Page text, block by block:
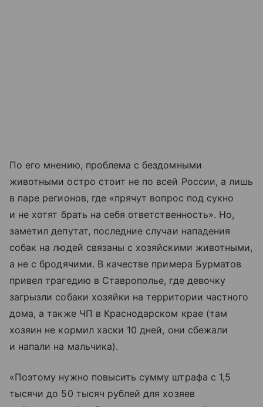
По его мнению, проблема с бездомными
животными остро стоит не по всей России, а лишь
в паре регионов, где «прячут вопрос под сукно
и не хотят брать на себя ответственность». Но,
заметил депутат, последние случаи нападения
собак на людей связаны с хозяйскими животными,
а не с бродячими. В качестве примера Бурматов
привел трагедию в Ставрополье, где девочку
загрызли собаки хозяйки на территории частного
дома, а также ЧП в Краснодарском крае (там
хозяин не кормил хаски 10 дней, они сбежали
и напали на мальчика).
«Поэтому нужно повысить сумму штрафа с 1,5
тысячи до 50 тысяч рублей для хозяев